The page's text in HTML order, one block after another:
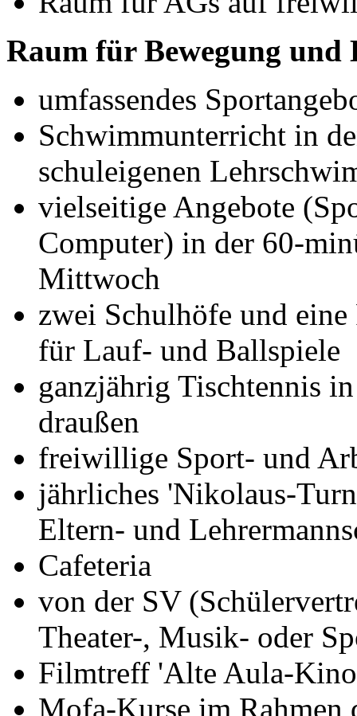
Raum für Bewegung und
umfassendes
Schwimmunterricht in
schuleigenen
vielseitige Angebote
Computer) in der 60-
Mittwoch
zwei Schulhöfe und
für Lauf- und Ballspiele
ganzjährig Tischtennis
draußen
freiwillige Sport- und
jährliches 'Nikolaus-
Eltern- und
Cafeteria
von der SV
Theater-, Musik- oder
Filmtreff 'Alte Aula-
Mofa-Kurse im Rahmen